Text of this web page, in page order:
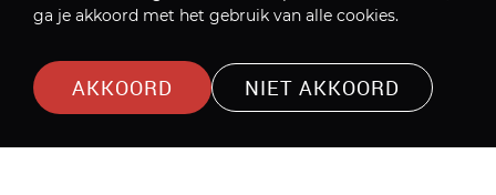
ga je akkoord met het gebruik van alle cookies.
AKKOORD NIET AKKOORD